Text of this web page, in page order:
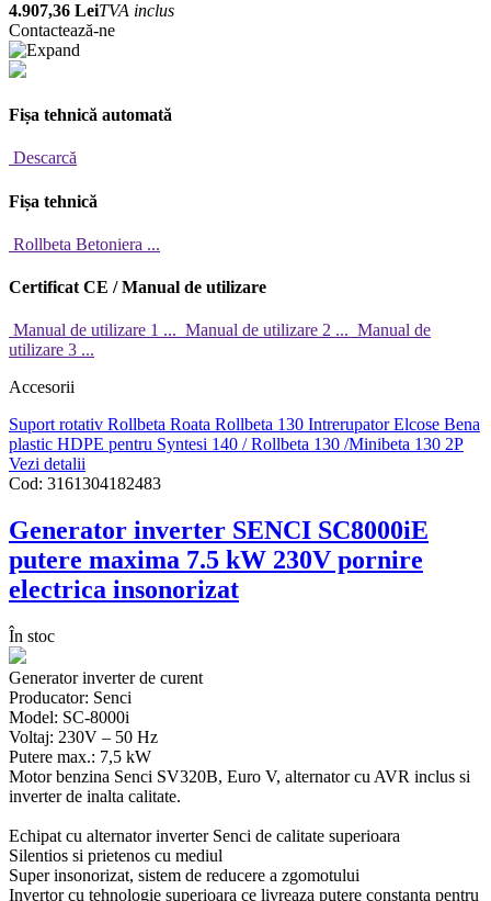
4.907,36 LeiTVA inclus
Contactează-ne
Fișa tehnică automată
Descarcă
Fișa tehnică
Rollbeta Betoniera ...
Certificat CE / Manual de utilizare
Manual de utilizare 1 ... Manual de utilizare 2 ... Manual de
utilizare 3 ...
Accesorii
Suport rotativ Rollbeta Roata Rollbeta 130 Intrerupator Elcose Bena
plastic HDPE pentru Syntesi 140 / Rollbeta 130 /Minibeta 130 2P
Vezi detalii
Cod: 3161304182483
Generator inverter SENCI SC8000iE
putere maxima 7.5 kW 230V pornire
electrica insonorizat
În stoc
Generator inverter de curent
Producator: Senci
Model: SC-8000i
Voltaj: 230V – 50 Hz
Putere max.: 7,5 kW
Motor benzina Senci SV320B, Euro V, alternator cu AVR inclus si
inverter de inalta calitate.
Echipat cu alternator inverter Senci de calitate superioara
Silentios si prietenos cu mediul
Super insonorizat, sistem de reducere a zgomotului
Invertor cu tehnologie superioara ce livreaza putere constanta pentru